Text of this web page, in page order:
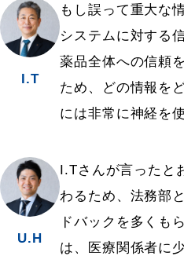
I.T
もし誤って重大な
システムに対する
薬品全体への信頼
ため、どの情報を
には非常に神経を
U.H
I.Tさんが言ったと
わるため、法務部
ドバックを多くも
は、医療関係者に